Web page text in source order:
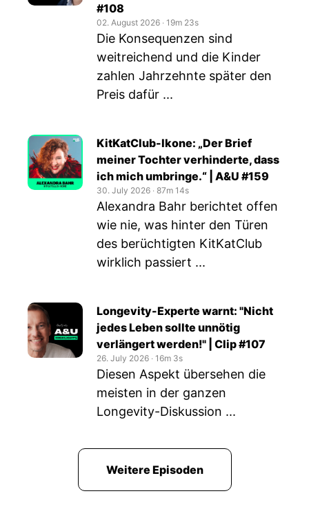
#108
02. August 2026 ‧ 19m 23s
Die Konsequenzen sind
weitreichend und die Kinder
zahlen Jahrzehnte später den
Preis dafür ...
KitKatClub-Ikone: „Der Brief
meiner Tochter verhinderte, dass
ich mich umbringe.“ | A&U #159
30. July 2026 ‧ 87m 14s
Alexandra Bahr berichtet offen
wie nie, was hinter den Türen
des berüchtigten KitKatClub
wirklich passiert ...
Longevity-Experte warnt: "Nicht
jedes Leben sollte unnötig
verlängert werden!" | Clip #107
26. July 2026 ‧ 16m 3s
Diesen Aspekt übersehen die
meisten in der ganzen
Longevity-Diskussion ...
Weitere Episoden